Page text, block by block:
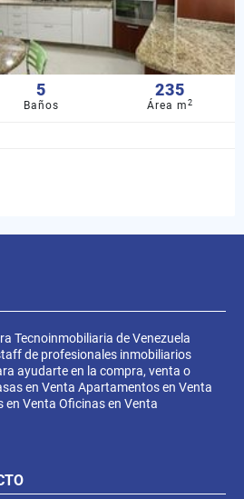
5
Baños
235
Área m2
Tecnoinmobiliaria de Venezuela
de profesionales inmobiliarios
ayudarte en la compra, venta o
en Venta Apartamentos en Venta
en Venta Oficinas en Venta